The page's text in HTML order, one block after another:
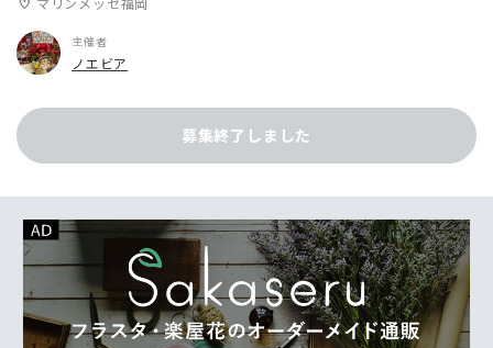
主催者
ノエビア
募集終了しました